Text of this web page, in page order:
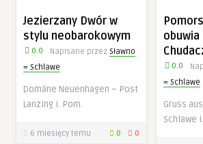
Jezierzany Dwór w
stylu neobarokowym
0.0 Napisane przez Sławno
= Schlawe
Domäne Neuenhagen – Post
Lanzing i. Pom.
6 miesięcy temu 0 0
obuwia
0.0
= Schlawe
Gruss
Schlawe